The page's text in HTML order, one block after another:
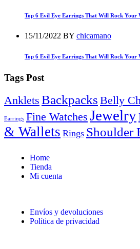
Top 6 Evil Eye Earrings That Will Rock Your
15/11/2022 BY chicamano
Top 6 Evil Eye Earrings That Will Rock Your
Tags Post
Anklets Backpacks Belly
Earrings Fine Watches Jewelry
& Wallets Rings Shoulder
Home
Tienda
Mi cuenta
Envíos y devoluciones
Política de privacidad